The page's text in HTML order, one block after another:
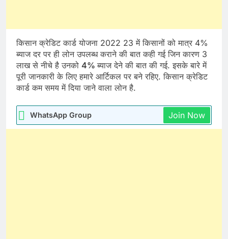
किसान क्रेडिट कार्ड योजना 2022 23 में किसानों को मात्र 4%
ब्याज दर पर ही लोन उपलब्ध कराने की बात कही गई जिन कारण 3
लाख से नीचे है उनको 4%ब्याज देने की बात की गई. इसके बारे में
पूरी जानकारी के लिए हमारे आर्टिकल पर बने रहिए. किसान क्रेडिट
कार्ड कम समय में दिया जाने वाला लोन है.
WhatsApp Group Join Now